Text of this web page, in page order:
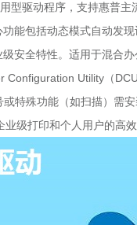
型驱动程序，支持惠普
能包括动态模式自动发
安全特性。适用于混合
Utility（
特殊功能（如扫描）需
级打印和个人用户的高效